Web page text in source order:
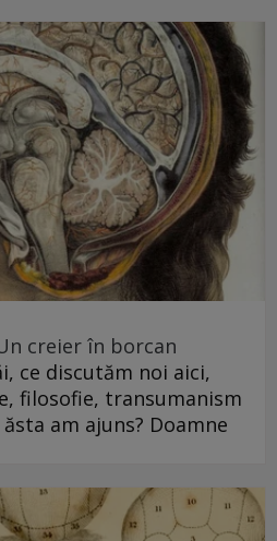
creier în borcan
ce discutăm noi aici,
filosofie, transumanism
am ajuns? Doamne